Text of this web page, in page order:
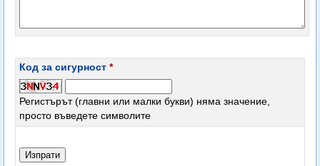
Код за сигурност *
Регистърът (главни или малки букви) няма значение,
просто въведете символите